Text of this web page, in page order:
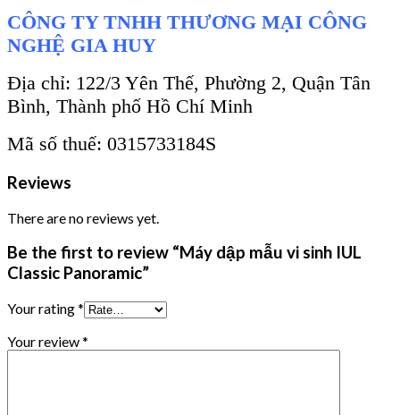
CÔNG TY TNHH THƯƠNG MẠI CÔNG
NGHỆ GIA HUY
Địa chỉ: 122/3 Yên Thế, Phường 2, Quận Tân
Bình, Thành phố Hồ Chí Minh
Mã số thuế: 0315733184S
Reviews
There are no reviews yet.
Be the first to review “Máy dập mẫu vi sinh IUL
Classic Panoramic”
Your rating*
Your review*